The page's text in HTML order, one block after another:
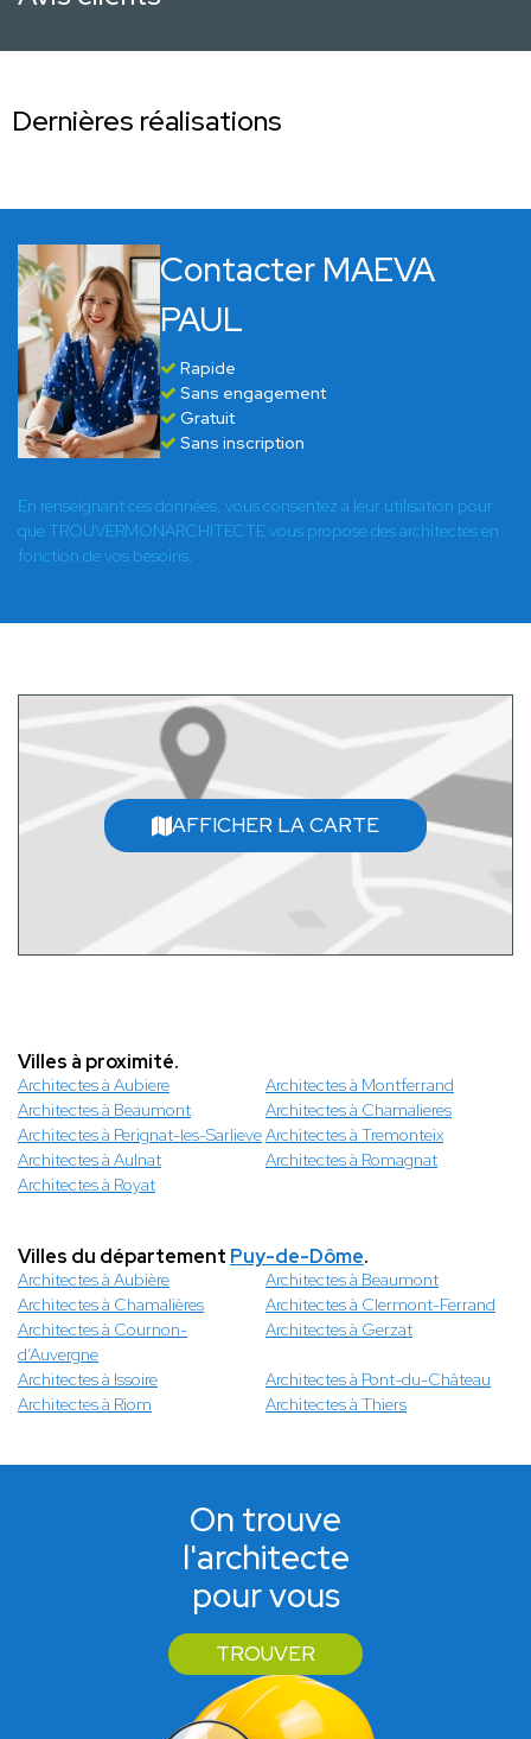
Dernières réalisations
Contacter MAEVA
PAUL
Rapide
Sans engagement
Gratuit
Sans inscription
En renseignant ces données, vous consentez à leur utilisation pour
que TROUVERMONARCHITECTE vous propose des architectes en
fonction de vos besoins.
AFFICHER LA CARTE
Villes à proximité.
Architectes à Aubiere
Architectes à Montferrand
Architectes à Beaumont
Architectes à Chamalieres
Architectes à Perignat-les-SarlieveArchitectes à Tremonteix
Architectes à Aulnat
Architectes à Romagnat
Architectes à Royat
Villes du département Puy-de-Dôme.
Architectes à Aubière
Architectes à Beaumont
Architectes à Chamalières
Architectes à Clermont-Ferrand
Architectes à Cournon-
d’Auvergne
Architectes à Gerzat
Architectes à Issoire
Architectes à Pont-du-Château
Architectes à Riom
Architectes à Thiers
On trouve
l'architecte
pour vous
TROUVER